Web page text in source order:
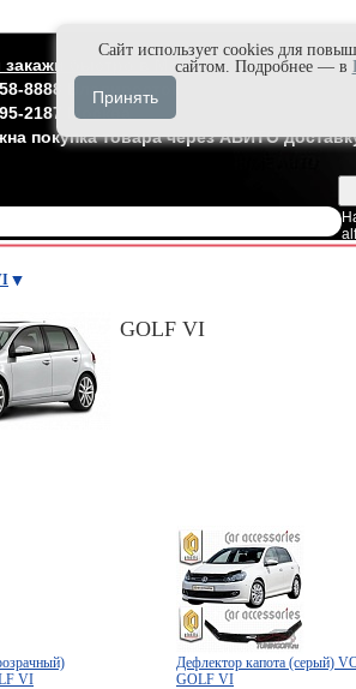
быстро в Max'е
8888
Владивосток
2187
Москва
покупка товара через АВИТО
GOLF VI
VI
Дефлектор капота (серый)
GOLF VI
Cайт использует cookies для
сайтом. Подробнее — в
Принять